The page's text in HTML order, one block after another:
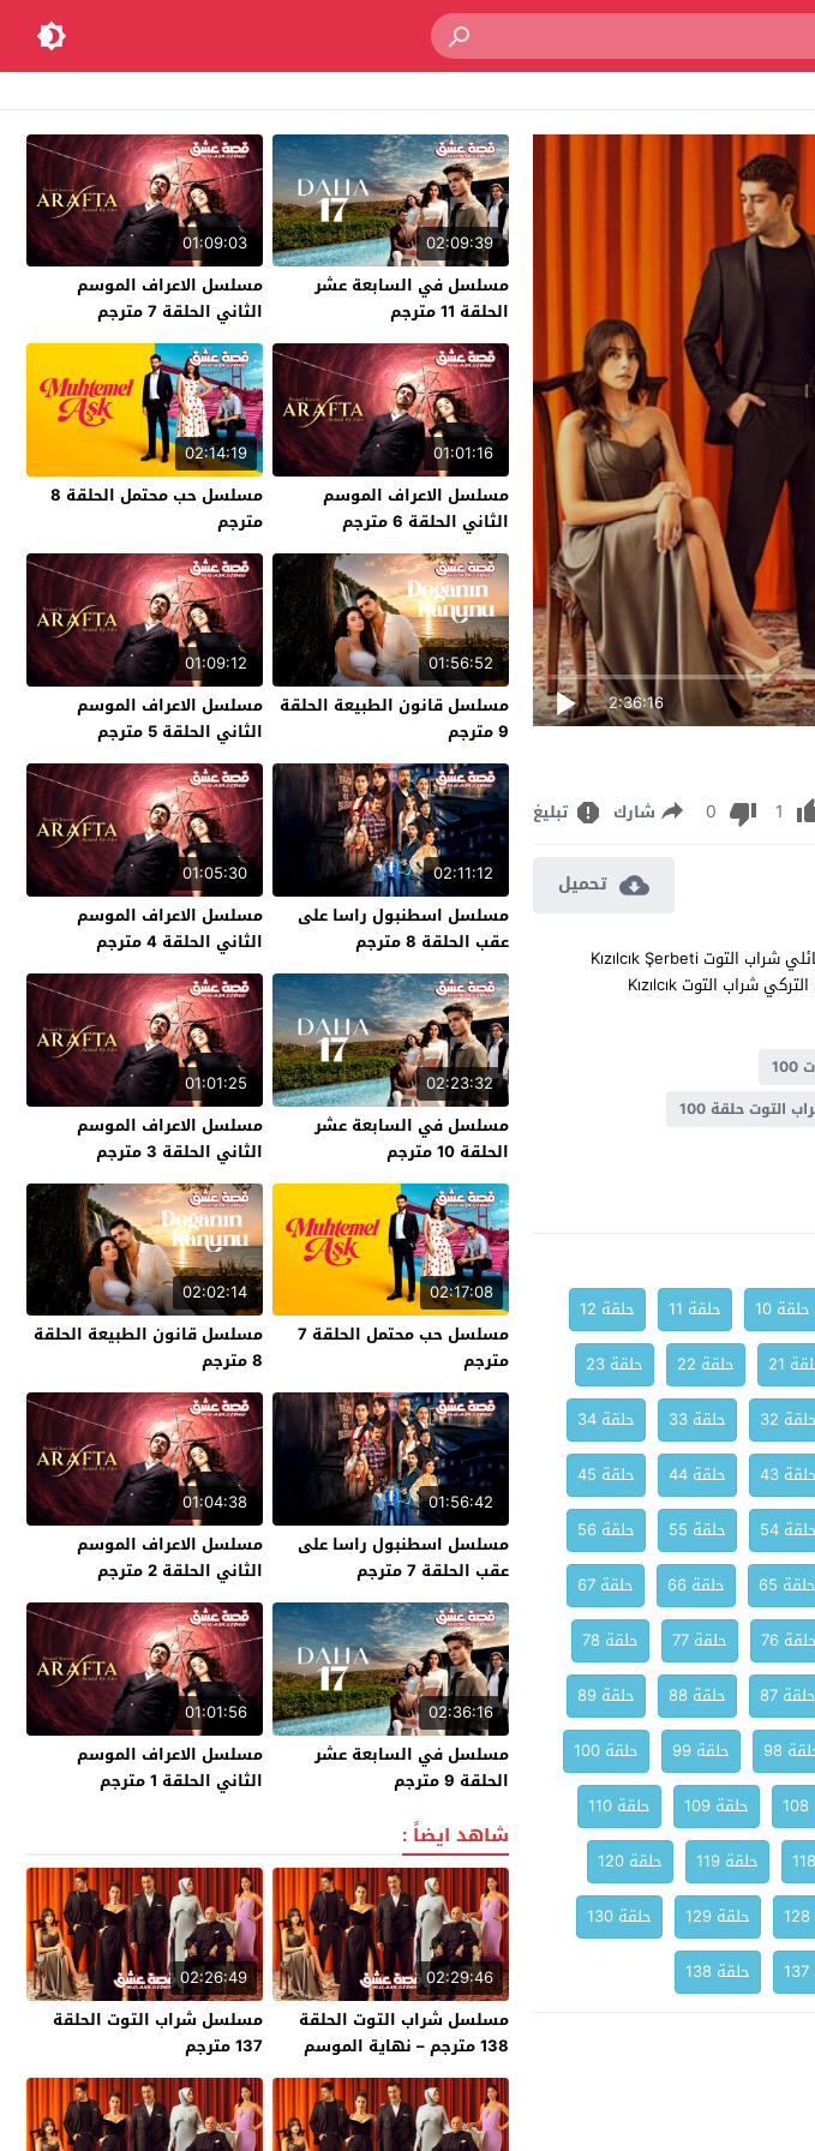
2:36:16
1
0 شارك تبليغ
تحميل
مشاهدة مسلسل شراب التوت الحلقة 100 مترجم للعربية اون لاين جودة عالية FULL HD مسلسل الدراما والعائلي شراب التوت Kızılcık Şerbeti
الحلقة 100 المائة كاملة تحميل مباشر سيرفرات متعددة بجودات عالية 1080p 720p 480p مشاهدة المسلسل التركي شراب التوت Kızılcık
التوت حلقة 100
حلقة 10 حلقة 11
حلقة 12
21 حلقة 22
حلقة 23
حلقة 32 حلقة 33
حلقة 34
حلقة 43 حلقة 44
حلقة 45
حلقة 54 حلقة 55
حلقة 56
حلقة 65 حلقة 66
حلقة 67
حلقة 76 حلقة 77
حلقة 78
حلقة 87 حلقة 88
حلقة 89
98 حلقة 99
حلقة 100
حلقة 109
حلقة 110
حلقة 119
حلقة 120
حلقة 129
حلقة 130
حلقة 138
02:09:39
مسلسل في السابعة عشر
الحلقة 11 مترجم
01:09:03
مسلسل الاعراف الموسم
الثاني الحلقة 7 مترجم
01:01:16
مسلسل الاعراف الموسم
الثاني الحلقة 6 مترجم
02:14:19
مسلسل حب محتمل الحلقة 8
مترجم
01:56:52
مسلسل قانون الطبيعة الحلقة
9 مترجم
01:09:12
مسلسل الاعراف الموسم
الثاني الحلقة 5 مترجم
02:11:12
مسلسل اسطنبول راسا على
عقب الحلقة 8 مترجم
01:05:30
مسلسل الاعراف الموسم
الثاني الحلقة 4 مترجم
02:23:32
مسلسل في السابعة عشر
الحلقة 10 مترجم
01:01:25
مسلسل الاعراف الموسم
الثاني الحلقة 3 مترجم
02:17:08
مسلسل حب محتمل الحلقة 7
مترجم
02:02:14
مسلسل قانون الطبيعة الحلقة
8 مترجم
01:56:42
مسلسل اسطنبول راسا على
عقب الحلقة 7 مترجم
01:04:38
مسلسل الاعراف الموسم
الثاني الحلقة 2 مترجم
02:36:16
مسلسل في السابعة عشر
الحلقة 9 مترجم
01:01:56
مسلسل الاعراف الموسم
الثاني الحلقة 1 مترجم
شاهد ايضاً :
02:29:46
مسلسل شراب التوت الحلقة
138 مترجم – نهاية الموسم
02:26:49
مسلسل شراب التوت الحلقة
137 مترجم